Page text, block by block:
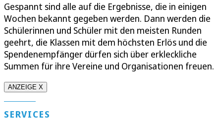
Gespannt sind alle auf die Ergebnisse, die in einigen
Wochen bekannt gegeben werden. Dann werden die
Schülerinnen und Schüler mit den meisten Runden
geehrt, die Klassen mit dem höchsten Erlös und die
Spendenempfänger dürfen sich über erkleckliche
Summen für ihre Vereine und Organisationen freuen.
ANZEIGE X
SERVICES